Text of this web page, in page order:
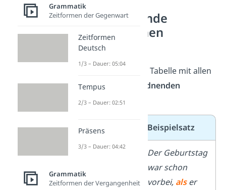
Unterordnende
Konjunktionen
Beispiele
Hier siehst du eine Tabelle mit allen
gängigen unterordnenden
Konjunktionen
Konjunktion Beispielsatz
Der Geburtstag
war schon
vorbei, als er
Grammatik
Zeitformen der Gegenwart
Zeitformen
Deutsch
1/3 – Dauer: 05:04
Tempus
2/3 – Dauer: 02:51
Präsens
3/3 – Dauer: 04:42
Grammatik
Zeitformen der Vergangenheit